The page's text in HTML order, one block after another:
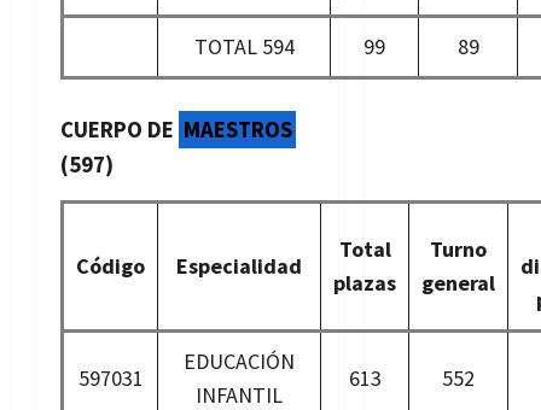
TOTAL 594 99 89
CUERPO DE MAESTROS
(597)
Código Especialidad
Total
plazas
Turno
general
597031
EDUCACIÓN
INFANTIL
613 552